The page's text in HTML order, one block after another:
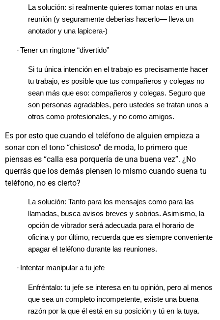
La solución: si realmente quieres tomar notas en una
reunión (y seguramente deberías hacerlo— lleva un
anotador y una lapicera-)
·Tener un ringtone “divertido”
Si tu única intención en el trabajo es precisamente hacer
tu trabajo, es posible que tus compañeros y colegas no
sean más que eso: compañeros y colegas. Seguro que
son personas agradables, pero ustedes se tratan unos a
otros como profesionales, y no como amigos.
Es por esto que cuando el teléfono de alguien empieza a
sonar con el tono “chistoso” de moda, lo primero que
piensas es “calla esa porquería de una buena vez”. ¿No
querrás que los demás piensen lo mismo cuando suena tu
teléfono, no es cierto?
La solución: Tanto para los mensajes como para las
llamadas, busca avisos breves y sobrios. Asimismo, la
opción de vibrador será adecuada para el horario de
oficina y por último, recuerda que es siempre conveniente
apagar el teléfono durante las reuniones.
· Intentar manipular a tu jefe
Enfréntalo: tu jefe se interesa en tu opinión, pero al menos
que sea un completo incompetente, existe una buena
razón por la que él está en su posición y tú en la tuya.